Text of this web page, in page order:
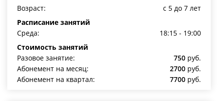
Возраст:
c 5 до 7 лет
Расписание занятий
Среда:
18:15 - 19:00
Стоимость занятий
Разовое занятие:
750 руб.
Абонемент на месяц:
2700 руб.
Абонемент на квартал:
7700 руб.